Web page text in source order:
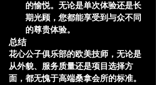
的愉悦。无论是单次体验还是长
期光顾，您都能享受到与众不同
的尊贵体验。
总结
花心公子俱乐部的欧美技师，无论是
从外貌、服务质量还是项目选择方
面，都无愧于高端桑拿会所的标准。